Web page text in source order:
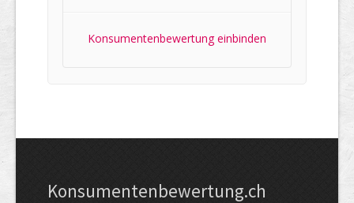
Konsumentenbewertung einbinden
Kon­su­menten­be­wer­tung.ch